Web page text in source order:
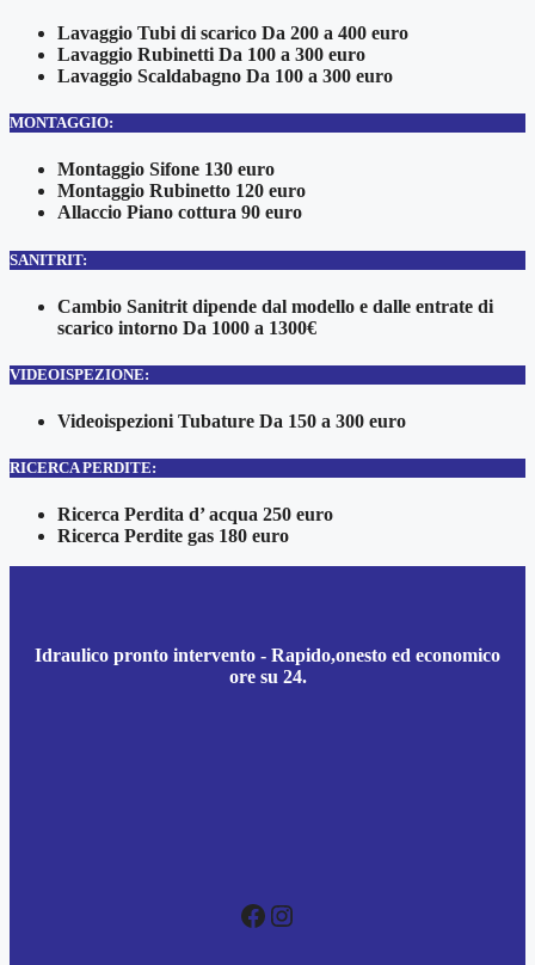
Lavaggio Tubi di scarico Da 200 a 400 euro
Lavaggio Rubinetti Da 100 a 300 euro
Lavaggio Scaldabagno Da 100 a 300 euro
MONTAGGIO:
Montaggio Sifone 130 euro
Montaggio Rubinetto 120 euro
Allaccio Piano cottura 90 euro
SANITRIT:
Cambio Sanitrit dipende dal modello e dalle entrate di
scarico intorno Da 1000 a 1300€
VIDEOISPEZIONE:
Videoispezioni Tubature Da 150 a 300 euro
RICERCA PERDITE:
Ricerca Perdita d’ acqua 250 euro
Ricerca Perdite gas 180 euro
Idraulico pronto intervento - Rapido,onesto ed economico
ore su 24.
Facebook
Instagram